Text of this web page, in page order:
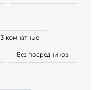
3‑комнатные
Без посредников